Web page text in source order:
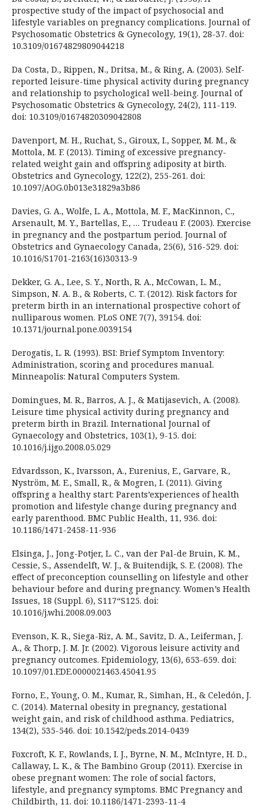
prospective study of the impact of psychosocial and
lifestyle variables on pregnancy complications. Journal of
Psychosomatic Obstetrics & Gynecology, 19(1), 28-37. doi:
10.3109/01674829809044218
Da Costa, D., Rippen, N., Dritsa, M., & Ring, A. (2003). Self-
reported leisure-time physical activity during pregnancy
and relationship to psychological well-being. Journal of
Psychosomatic Obstetrics & Gynecology, 24(2), 111-119.
doi: 10.3109/01674820309042808
Davenport, M. H., Ruchat, S., Giroux, I., Sopper, M. M., &
Mottola, M. F. (2013). Timing of excessive pregnancy-
related weight gain and offspring adiposity at birth.
Obstetrics and Gynecology, 122(2), 255-261. doi:
10.1097/AOG.0b013e31829a3b86
Davies, G. A., Wolfe, L. A., Mottola, M. F., MacKinnon, C.,
Arsenault, M. Y., Bartellas, E., … Trudeau F. (2003). Exercise
in pregnancy and the postpartum period. Journal of
Obstetrics and Gynaecology Canada, 25(6), 516-529. doi:
10.1016/S1701-2163(16)30313-9
Dekker, G. A., Lee, S. Y., North, R. A., McCowan, L. M.,
Simpson, N. A. B., & Roberts, C. T. (2012). Risk factors for
preterm birth in an international prospective cohort of
nulliparous women. PLoS ONE 7(7), 39154. doi:
10.1371/journal.pone.0039154
Derogatis, L. R. (1993). BSI: Brief Symptom Inventory:
Administration, scoring and procedures manual.
Minneapolis: Natural Computers System.
Domingues, M. R., Barros, A. J., & Matijasevich, A. (2008).
Leisure time physical activity during pregnancy and
preterm birth in Brazil. International Journal of
Gynaecology and Obstetrics, 103(1), 9-15. doi:
10.1016/j.ijgo.2008.05.029
Edvardsson, K., Ivarsson, A., Eurenius, E., Garvare, R.,
Nyström, M. E., Small, R., & Mogren, I. (2011). Giving
offspring a healthy start: Parents’experiences of health
promotion and lifestyle change during pregnancy and
early parenthood. BMC Public Health, 11, 936. doi:
10.1186/1471-2458-11-936
Elsinga, J., Jong-Potjer, L. C., van der Pal-de Bruin, K. M.,
Cessie, S., Assendelft, W. J., & Buitendijk, S. E. (2008). The
effect of preconception counselling on lifestyle and other
behaviour before and during pregnancy. Women’s Health
Issues, 18 (Suppl. 6), S117“S125. doi:
10.1016/j.whi.2008.09.003
Evenson, K. R., Siega-Riz, A. M., Savitz, D. A., Leiferman, J.
A., & Thorp, J. M. Jr. (2002). Vigorous leisure activity and
pregnancy outcomes. Epidemiology, 13(6), 653-659. doi:
10.1097/01.EDE.0000021463.45041.95
Forno, E., Young, O. M., Kumar, R., Simhan, H., & Celedón, J.
C. (2014). Maternal obesity in pregnancy, gestational
weight gain, and risk of childhood asthma. Pediatrics,
134(2), 535-546. doi: 10.1542/peds.2014-0439
Foxcroft, K. F., Rowlands, I. J., Byrne, N. M., McIntyre, H. D.,
Callaway, L. K., & The Bambino Group (2011). Exercise in
obese pregnant women: The role of social factors,
lifestyle, and pregnancy symptoms. BMC Pregnancy and
Childbirth, 11. doi: 10.1186/1471-2393-11-4